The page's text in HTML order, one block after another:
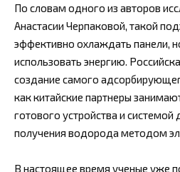
По словам одного из авторов
Анастасии Черпаковой, такой
эффективно охлаждать панели,
использовать энергию.
создание самого
как китайские партнеры
готового устройства и
получения водорода методом
В настоящее время ученые уже